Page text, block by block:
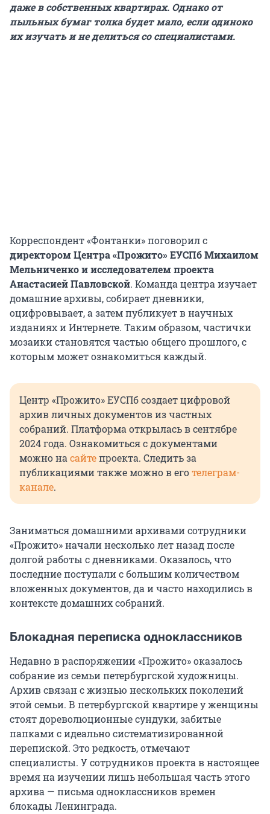
даже в собственных квартирах. Однако от
пыльных бумаг толка будет мало, если одиноко
их изучать и не делиться со специалистами.
Корреспондент «Фонтанки» поговорил с
директором Центра «Прожито» ЕУСПб Михаилом
Мельниченко и исследователем проекта
Анастасией Павловской. Команда центра изучает
домашние архивы, собирает дневники,
оцифровывает, а затем публикует в научных
изданиях и Интернете. Таким образом, частички
мозаики становятся частью общего прошлого, с
которым может ознакомиться каждый.
Центр «Прожито» ЕУСПб создает цифровой
архив личных документов из частных
собраний. Платформа открылась в сентябре
2024 года. Ознакомиться с документами
можно насайтепроекта. Следить за
публикациями также можно в еготелеграм-
канале.
Заниматься домашними архивами сотрудники
«Прожито» начали несколько лет назад после
долгой работы с дневниками. Оказалось, что
последние поступали с большим количеством
вложенных документов, да и часто находились в
контексте домашних собраний.
Блокадная переписка одноклассников
Недавно в распоряжении «Прожито» оказалось
собрание из семьи петербургской художницы.
Архив связан с жизнью нескольких поколений
этой семьи. В петербургской квартире у женщины
стоят дореволюционные сундуки, забитые
папками с идеально систематизированной
перепиской. Это редкость, отмечают
специалисты. У сотрудников проекта в настоящее
время на изучении лишь небольшая часть этого
архива — письма одноклассников времен
блокады Ленинграда.